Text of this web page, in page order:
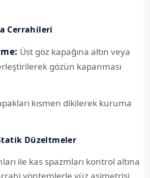
Cerrahileri
Üst göz kapağına altın veya
gözün kapanması
kısmen dikilerek kuruma
Düzeltmeler
ile kas spazmları kontrol altına